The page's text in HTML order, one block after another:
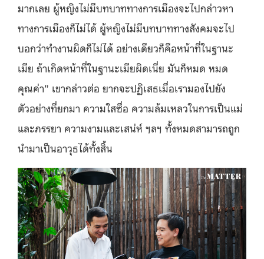
มากเลย ผู้หญิงไม่มีบทบาททางการเมืองจะไปกล่าวหา
ทางการเมืองก็ไม่ได้ ผู้หญิงไม่มีบทบาททางสังคมจะไป
บอกว่าทำงานผิดก็ไม่ได้ อย่างเดียวก็คือหน้าที่ในฐานะ
เมีย ถ้าเกิดหน้าที่ในฐานะเมียผิดเนี่ย มันก็หมด หมด
คุณค่า” เขากล่าวต่อ ยากจะปฏิเสธเมื่อเรามองไปยัง
ตัวอย่างที่ยกมา ความใสซื่อ ความล้มเหลวในการเป็นแม่
และภรรยา ความงามและเสน่ห์ ฯลฯ ทั้งหมดสามารถถูก
นำมาเป็นอาวุธได้ทั้งสิ้น